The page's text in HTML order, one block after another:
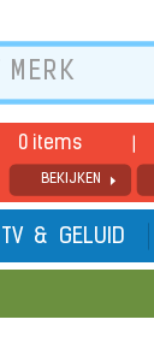
0 items
BEKIJKEN
TV & GELUID